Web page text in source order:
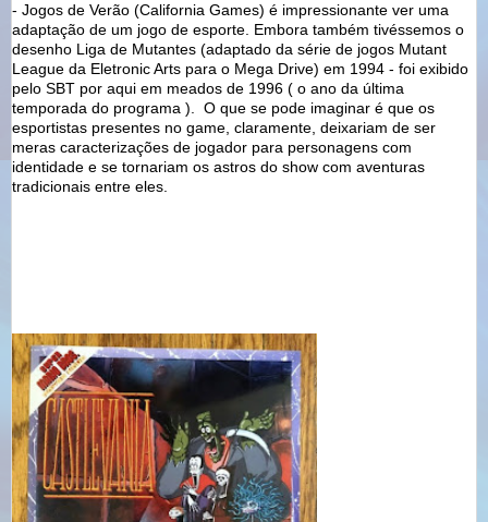
- Jogos de Verão (California Games) é impressionante ver uma
adaptação de um jogo de esporte. Embora também tivéssemos o
desenho Liga de Mutantes (adaptado da série de jogos Mutant
League da Eletronic Arts para o Mega Drive) em 1994 - foi exibido
pelo SBT por aqui em meados de 1996 ( o ano da última
temporada do programa ). O que se pode imaginar é que os
esportistas presentes no game, claramente, deixariam de ser
meras caracterizações de jogador para personagens com
identidade e se tornariam os astros do show com aventuras
tradicionais entre eles.